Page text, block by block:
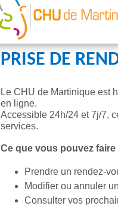
PRISE DE
Le CHU de Martinique est
en ligne.
Accessible 24h/24 et 7j/7,
services.
Ce que vous pouvez
Prendre un rendez-
Modifier ou annuler
Consulter vos